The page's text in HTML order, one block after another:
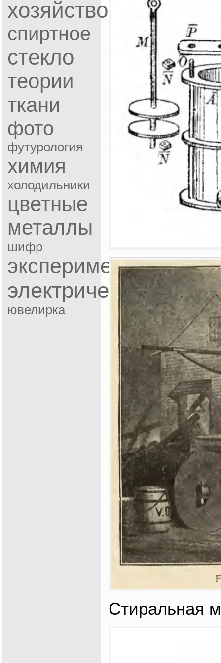
хозяйство
спиртное
стекло
теории
ткани
фото
футурология
химия
холодильники
цветные
металлы
шифр
эксперимент
электричество
ювелирка
Стиральная